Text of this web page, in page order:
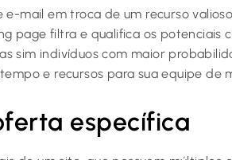
mail em troca de um recurso
page filtra e qualifica os potenciais
sim indivíduos com maior
e recursos para sua equipe de
específica